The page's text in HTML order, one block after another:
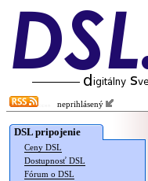
neprihlásený
DSL pripojenie
Ceny DSL
Dostupnosť DSL
Fórum o DSL